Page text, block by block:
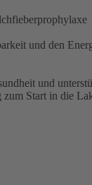
und den
und
Start in die